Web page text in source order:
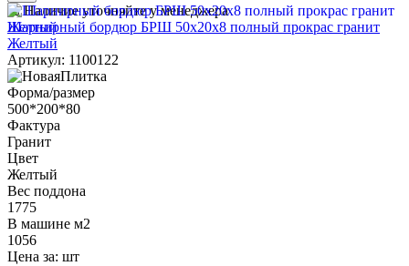
Наличие уточняйте у менеджера
Шарнирный бордюр БРШ 50х20х8 полный прокрас гранит
Желтый
Артикул: 1100122
Форма/размер
500*200*80
Фактура
Гранит
Цвет
Желтый
Вес поддона
1775
В машине м2
1056
Цена за: шт